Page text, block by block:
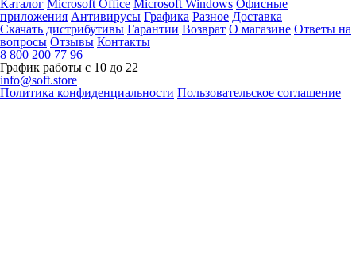
Каталог Microsoft Office Microsoft Windows Офисные
приложения Антивирусы Графика Разное Доставка
Скачать дистрибутивы Гарантии Возврат О магазине Ответы на
вопросы Отзывы Контакты
8 800 200 77 96
График работы с 10 до 22
info@soft.store
Политика конфиденциальности Пользовательское соглашение